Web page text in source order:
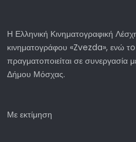
Η Ελληνική Κινηματογραφική
κινηματογράφου «Zvezda», ενώ
πραγματοποιείται σε συνεργασία
Δήμου Μόσχας.
Με εκτίμηση